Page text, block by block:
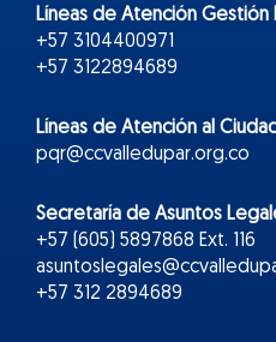
Líneas de Atención Gestión
+57 3104400971
+57 3122894689
Líneas de Atención al
pqr@ccvalledupar.org.co
Secretaría de Asuntos
+57 (605) 5897868 Ext. 116
+57 312 2894689